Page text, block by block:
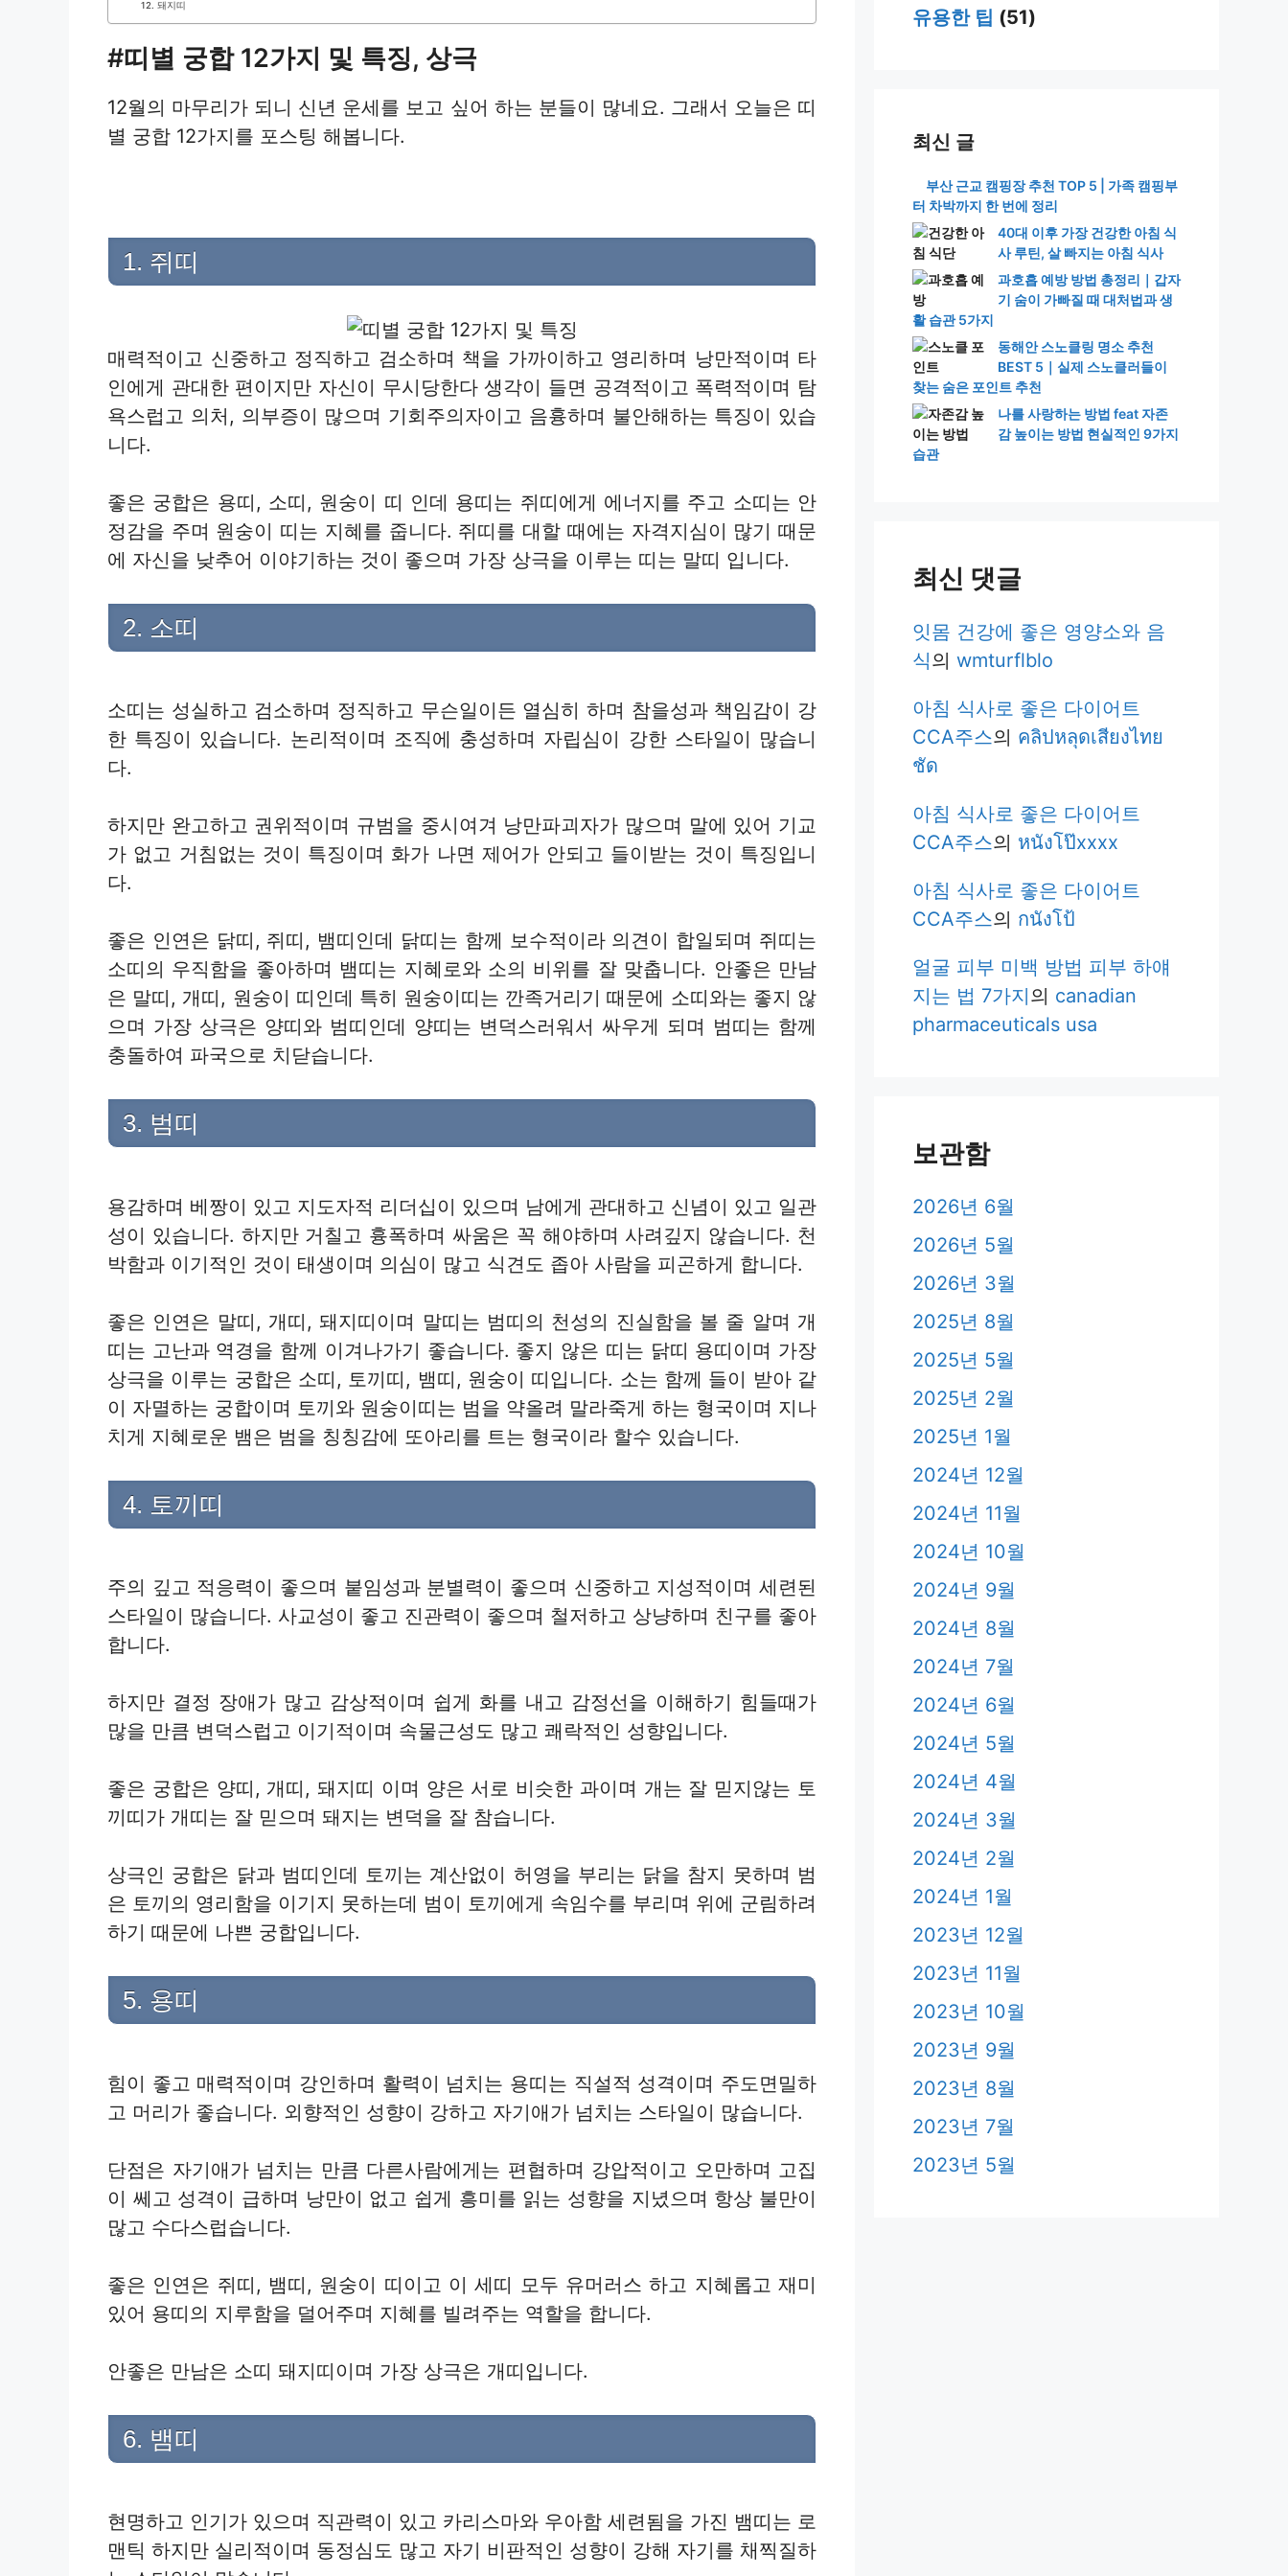
12. 돼지띠
#띠별 궁합 12가지 및 특징, 상극
12월의 마무리가 되니 신년 운세를 보고 싶어 하는 분들이 많네요. 그래서 오늘은 띠
별 궁합 12가지를 포스팅 해봅니다.
1. 쥐띠
매력적이고 신중하고 정직하고 검소하며 책을 가까이하고 영리하며 낭만적이며 타
인에게 관대한 편이지만 자신이 무시당한다 생각이 들면 공격적이고 폭력적이며 탐
욕스럽고 의처, 의부증이 많으며 기회주의자이고 음흉하며 불안해하는 특징이 있습
니다.
좋은 궁합은 용띠, 소띠, 원숭이 띠 인데 용띠는 쥐띠에게 에너지를 주고 소띠는 안
정감을 주며 원숭이 띠는 지혜를 줍니다. 쥐띠를 대할 때에는 자격지심이 많기 때문
에 자신을 낮추어 이야기하는 것이 좋으며 가장 상극을 이루는 띠는 말띠 입니다.
2. 소띠
소띠는 성실하고 검소하며 정직하고 무슨일이든 열심히 하며 참을성과 책임감이 강
한 특징이 있습니다. 논리적이며 조직에 충성하며 자립심이 강한 스타일이 많습니
다.
하지만 완고하고 권위적이며 규범을 중시여겨 낭만파괴자가 많으며 말에 있어 기교
가 없고 거침없는 것이 특징이며 화가 나면 제어가 안되고 들이받는 것이 특징입니
다.
좋은 인연은 닭띠, 쥐띠, 뱀띠인데 닭띠는 함께 보수적이라 의견이 합일되며 쥐띠는
소띠의 우직함을 좋아하며 뱀띠는 지혜로와 소의 비위를 잘 맞춥니다. 안좋은 만남
은 말띠, 개띠, 원숭이 띠인데 특히 원숭이띠는 깐족거리기 때문에 소띠와는 좋지 않
으며 가장 상극은 양띠와 범띠인데 양띠는 변덕스러워서 싸우게 되며 범띠는 함께
충돌하여 파국으로 치닫습니다.
3. 범띠
용감하며 베짱이 있고 지도자적 리더십이 있으며 남에게 관대하고 신념이 있고 일관
성이 있습니다. 하지만 거칠고 흉폭하며 싸움은 꼭 해야하며 사려깊지 않습니다. 천
박함과 이기적인 것이 태생이며 의심이 많고 식견도 좁아 사람을 피곤하게 합니다.
좋은 인연은 말띠, 개띠, 돼지띠이며 말띠는 범띠의 천성의 진실함을 볼 줄 알며 개
띠는 고난과 역경을 함께 이겨나가기 좋습니다. 좋지 않은 띠는 닭띠 용띠이며 가장
상극을 이루는 궁합은 소띠, 토끼띠, 뱀띠, 원숭이 띠입니다. 소는 함께 들이 받아 같
이 자멸하는 궁합이며 토끼와 원숭이띠는 범을 약올려 말라죽게 하는 형국이며 지나
치게 지혜로운 뱀은 범을 칭칭감에 또아리를 트는 형국이라 할수 있습니다.
4. 토끼띠
주의 깊고 적응력이 좋으며 붙임성과 분별력이 좋으며 신중하고 지성적이며 세련된
스타일이 많습니다. 사교성이 좋고 진관력이 좋으며 철저하고 상냥하며 친구를 좋아
합니다.
하지만 결정 장애가 많고 감상적이며 쉽게 화를 내고 감정선을 이해하기 힘들때가
많을 만큼 변덕스럽고 이기적이며 속물근성도 많고 쾌락적인 성향입니다.
좋은 궁합은 양띠, 개띠, 돼지띠 이며 양은 서로 비슷한 과이며 개는 잘 믿지않는 토
끼띠가 개띠는 잘 믿으며 돼지는 변덕을 잘 참습니다.
상극인 궁합은 닭과 범띠인데 토끼는 계산없이 허영을 부리는 닭을 참지 못하며 범
은 토끼의 영리함을 이기지 못하는데 범이 토끼에게 속임수를 부리며 위에 군림하려
하기 때문에 나쁜 궁합입니다.
5. 용띠
힘이 좋고 매력적이며 강인하며 활력이 넘치는 용띠는 직설적 성격이며 주도면밀하
고 머리가 좋습니다. 외향적인 성향이 강하고 자기애가 넘치는 스타일이 많습니다.
단점은 자기애가 넘치는 만큼 다른사람에게는 편협하며 강압적이고 오만하며 고집
이 쎄고 성격이 급하며 낭만이 없고 쉽게 흥미를 읽는 성향을 지녔으며 항상 불만이
많고 수다스럽습니다.
좋은 인연은 쥐띠, 뱀띠, 원숭이 띠이고 이 세띠 모두 유머러스 하고 지혜롭고 재미
있어 용띠의 지루함을 덜어주며 지혜를 빌려주는 역할을 합니다.
안좋은 만남은 소띠 돼지띠이며 가장 상극은 개띠입니다.
6. 뱀띠
현명하고 인기가 있으며 직관력이 있고 카리스마와 우아함 세련됨을 가진 뱀띠는 로
맨틱 하지만 실리적이며 동정심도 많고 자기 비판적인 성향이 강해 자기를 채찍질하
유용한 팁 (51)
최신 글
부산 근교 캠핑장 추천 TOP 5 | 가족 캠핑부
터 차박까지 한 번에 정리
40대 이후 가장 건강한 아침 식
사 루틴, 살 빠지는 아침 식사
과호흡 예방 방법 총정리｜갑자
기 숨이 가빠질 때 대처법과 생
활 습관 5가지
동해안 스노클링 명소 추천
BEST 5｜실제 스노클러들이
찾는 숨은 포인트 추천
나를 사랑하는 방법 feat 자존
감 높이는 방법 현실적인 9가지
습관
최신 댓글
잇몸 건강에 좋은 영양소와 음
식의 wmturflblo
아침 식사로 좋은 다이어트
CCA주스의 คลิปหลุดเสียงไทย
ชัด
아침 식사로 좋은 다이어트
CCA주스의 หนังโป๊xxxx
아침 식사로 좋은 다이어트
CCA주스의 กนังโป้
얼굴 피부 미백 방법 피부 하얘
지는 법 7가지의 canadian
pharmaceuticals usa
보관함
2026년 6월
2026년 5월
2026년 3월
2025년 8월
2025년 5월
2025년 2월
2025년 1월
2024년 12월
2024년 11월
2024년 10월
2024년 9월
2024년 8월
2024년 7월
2024년 6월
2024년 5월
2024년 4월
2024년 3월
2024년 2월
2024년 1월
2023년 12월
2023년 11월
2023년 10월
2023년 9월
2023년 8월
2023년 7월
2023년 5월